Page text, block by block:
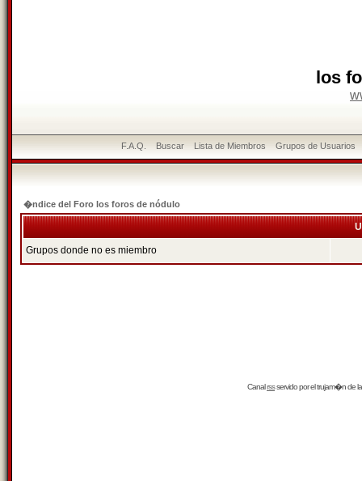
los
F.A.Q. Buscar Lista de Miembros Grupos de Usuarios
�ndice del Foro los foros de nódulo
Grupos donde no es miembro
Canalrssservido por eltrujam�nde